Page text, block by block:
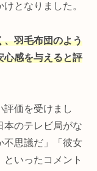
となりました。
、羽毛布団のよう
心感を与えると評
評価を受けまし
本のテレビ局がな
不思議だ」「彼女
いったコメント